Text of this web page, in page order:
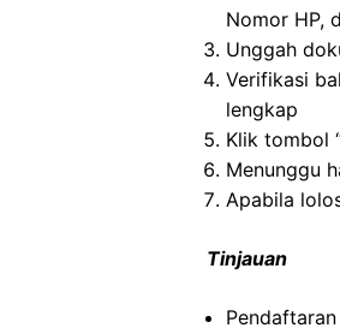
Nomor HP,
Unggah
Verifikasi
lengkap
Klik tombol
Menunggu
Apabila
Tinjauan